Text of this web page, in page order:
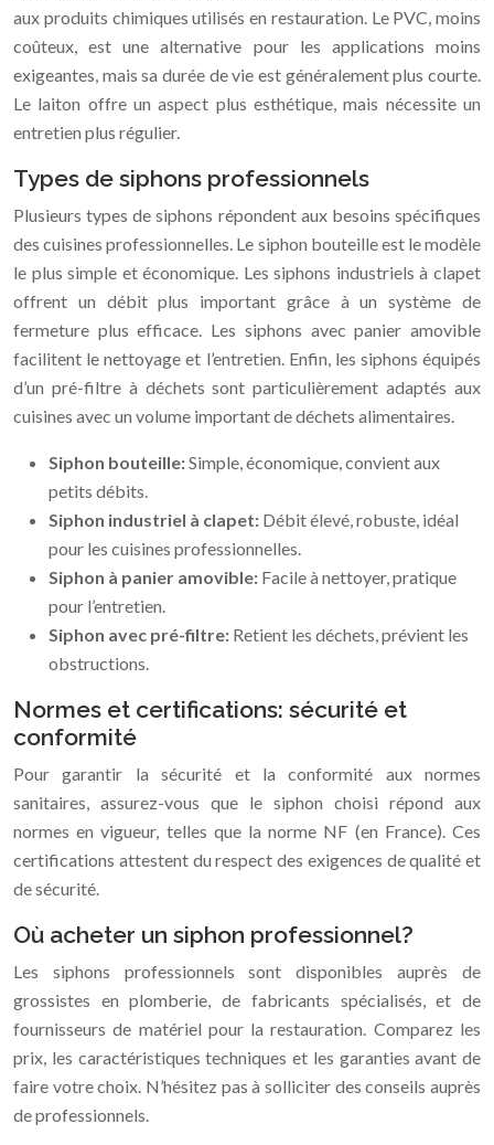
aux produits chimiques utilisés en restauration. Le PVC, moins
coûteux, est une alternative pour les applications moins
exigeantes, mais sa durée de vie est généralement plus courte.
Le laiton offre un aspect plus esthétique, mais nécessite un
entretien plus régulier.
Types de siphons professionnels
Plusieurs types de siphons répondent aux besoins spécifiques
des cuisines professionnelles. Le siphon bouteille est le modèle
le plus simple et économique. Les siphons industriels à clapet
offrent un débit plus important grâce à un système de
fermeture plus efficace. Les siphons avec panier amovible
facilitent le nettoyage et l’entretien. Enfin, les siphons équipés
d’un pré-filtre à déchets sont particulièrement adaptés aux
cuisines avec un volume important de déchets alimentaires.
Siphon bouteille:Simple, économique, convient aux
petits débits.
Siphon industriel à clapet: Débit élevé, robuste, idéal
pour les cuisines professionnelles.
Siphon à panier amovible: Facile à nettoyer, pratique
pour l’entretien.
Siphon avec pré-filtre: Retient les déchets, prévient les
obstructions.
Normes et certifications: sécurité et
conformité
Pour garantir la sécurité et la conformité aux normes
sanitaires, assurez-vous que le siphon choisi répond aux
normes en vigueur, telles que la norme NF (en France). Ces
certifications attestent du respect des exigences de qualité et
de sécurité.
Où acheter un siphon professionnel?
Les siphons professionnels sont disponibles auprès de
grossistes en plomberie, de fabricants spécialisés, et de
fournisseurs de matériel pour la restauration. Comparez les
prix, les caractéristiques techniques et les garanties avant de
faire votre choix. N’hésitez pas à solliciter des conseils auprès
de professionnels.